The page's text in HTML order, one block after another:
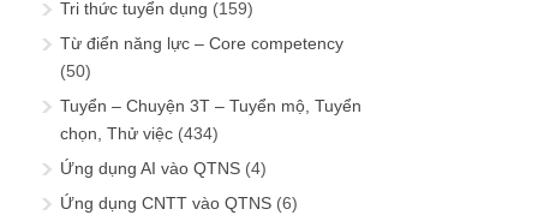
Tri thức tuyển dụng (159)
Từ điển năng lực – Core competency
(50)
Tuyển – Chuyện 3T – Tuyển mộ, Tuyển
chọn, Thử việc (434)
Ứng dụng AI vào QTNS (4)
Ứng dụng CNTT vào QTNS (6)